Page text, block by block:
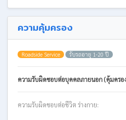
ความคุ้มครอง
Roadside Service รับรถอายุ 1-20 ปี
ความรับผิดชอบต่อบุคคลภายนอก (คุ้มคร
ความรับผิดชอบต่อชีวิต ร่างกาย: